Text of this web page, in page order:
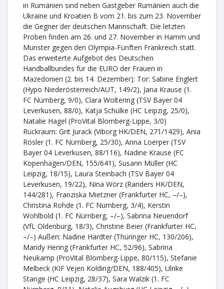
in Rumänien sind neben Gastgeber Rumänien auch die
Ukraine und Kroatien B vom 21. bis zum 23. November
die Gegner der deutschen Mannschaft. Die letzten
Proben finden am 26. und 27. November in Hamm und
Münster gegen den Olympia-Fünften Frankreich statt.
Das erweiterte Aufgebot des Deutschen
Handballbundes für die EURO der Frauen in
Mazedonien (2. bis 14. Dezember): Tor: Sabine Englert
(Hypo Niederösterreich/AUT, 149/2), Jana Krause (1.
FC Nürnberg, 9/0), Clara Woltering (TSV Bayer 04
Leverkusen, 88/0), Katja Schülke (HC Leipzig, 25/0),
Natalie Hagel (ProVital Blomberg-Lippe, 3/0)
Rückraum: Grit Jurack (Viborg HK/DEN, 271/1429), Ania
Rösler (1. FC Nürnberg, 25/30), Anna Loerper (TSV
Bayer 04 Leverkusen, 88/116), Nadine Krause (FC
Kopenhagen/DEN, 155/641), Susann Müller (HC
Leipzig, 18/15), Laura Steinbach (TSV Bayer 04
Leverkusen, 19/22), Nina Wörz (Randers HK/DEN,
144/281), Franziska Mietzner (Frankfurter HC, –/–),
Christina Rohde (1. FC Nürnberg, 3/4), Kerstin
Wohlbold (1. FC Nürnberg, –/–), Sabrina Neuendorf
(VfL Oldenburg, 18/3), Christine Beier (Frankfurter HC,
–/–) Außen: Nadine Härdter (Thüringer HC, 130/206),
Mandy Hering (Frankfurter HC, 52/96), Sabrina
Neukamp (ProVital Blomberg-Lippe, 80/115), Stefanie
Melbeck (KIF Vejen Kolding/DEN, 188/405), Ulrike
Stange (HC Leipzig, 28/37), Sara Walzik (1. FC